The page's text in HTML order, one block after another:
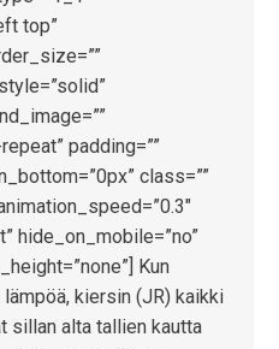
top”
padding=””
class=””
hide_on_mobile=”no”
Kun
lämpöä, kiersin (JR) kaikki
sillan alta tallien kautta